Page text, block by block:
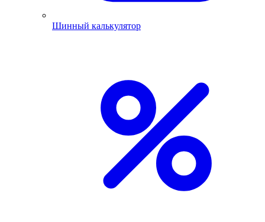
Шинный калькулятор